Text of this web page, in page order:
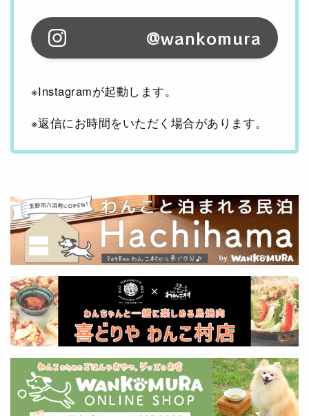
@wankomura
※Instagramが起動します。
※返信にお時間をいただく場合があります。